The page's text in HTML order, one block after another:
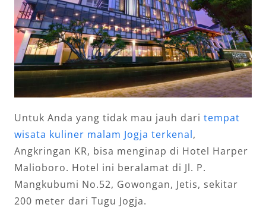
Untuk Anda yang tidak mau jauh dari tempat
wisata kuliner malam Jogja terkenal,
Angkringan KR, bisa menginap di Hotel Harper
Malioboro. Hotel ini beralamat di Jl. P.
Mangkubumi No.52, Gowongan, Jetis, sekitar
200 meter dari Tugu Jogja.